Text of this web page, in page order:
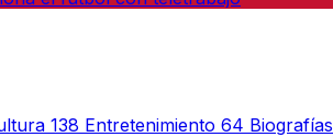
138 Entretenimiento 64 Biografías